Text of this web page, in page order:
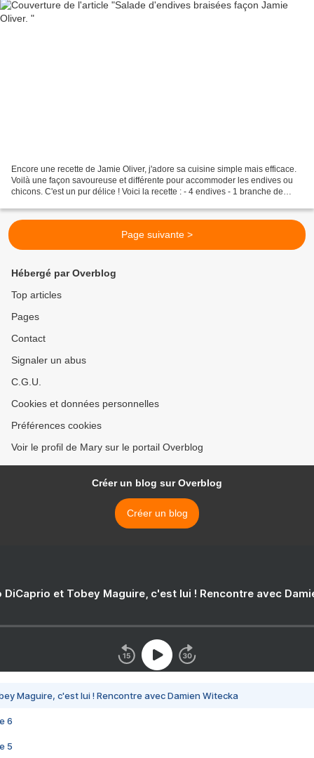
Encore une recette de Jamie Oliver, j'adore sa cuisine simple mais efficace.
Voilà une façon savoureuse et différente pour accommoder les endives ou
chicons. C'est un pur délice ! Voici la recette : - 4 endives - 1 branche de
Page suivante >
Hébergé par Overblog
Top articles
Pages
Contact
Signaler un abus
C.G.U.
Cookies et données personnelles
Préférences cookies
Voir le profil de Mary sur le portail Overblog
Créer un blog sur Overblog
Créer un blog
DiCaprio et Tobey Maguire, c'est lui ! Rencontre avec
Maguire, c'est lui ! Rencontre avec Damien Witecka
6
5